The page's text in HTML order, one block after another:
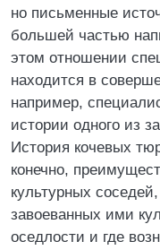
но письменные
большей частью
этом отношении
находится в
например,
истории одного из
История кочевых
конечно,
культурных
завоеванных ими
оседлости и где